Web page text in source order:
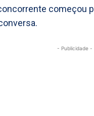
começou
- Publicidade -